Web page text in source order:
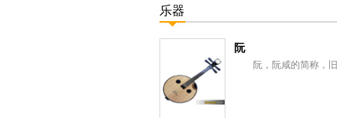
乐器
阮
阮，阮咸的简称，旧